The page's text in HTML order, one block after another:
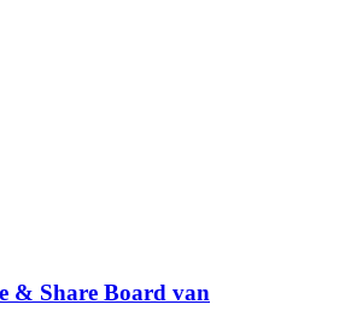
& Share Board van